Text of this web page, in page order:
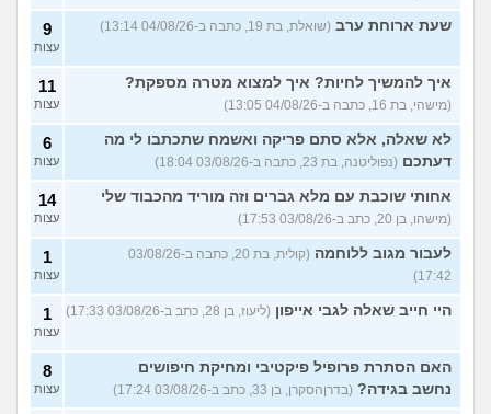
שעת ארוחת ערב (שואלת, בת 19, כתבה ב-04/08/26 13:14) 9
עצות
איך להמשיך לחיות? איך למצוא מטרה מספקת?
(מישהי, בת 16, כתבה ב-04/08/26 13:05)
11
עצות
לא שאלה, אלא סתם פריקה ואשמח שתכתבו לי מה
דעתכם (נפוליטנה, בת 23, כתבה ב-03/08/26 18:04)
6
עצות
אחותי שוכבת עם מלא גברים וזה מוריד מהכבוד שלי
(מישהו, בן 20, כתב ב-03/08/26 17:53)
14
עצות
לעבור מגוב ללוחמה
(קולית, בת 20, כתבה ב-03/08/26
17:42)
1
עצות
היי חייב שאלה לגבי אייפון (ליעוז, בן 28, כתב ב-03/08/26 17:33) 1
עצות
האם הסתרת פרופיל פיקטיבי ומחיקת חיפושים
נחשב בגידה? (בדרןהסקרן, בן 33, כתב ב-03/08/26 17:24)
8
עצות